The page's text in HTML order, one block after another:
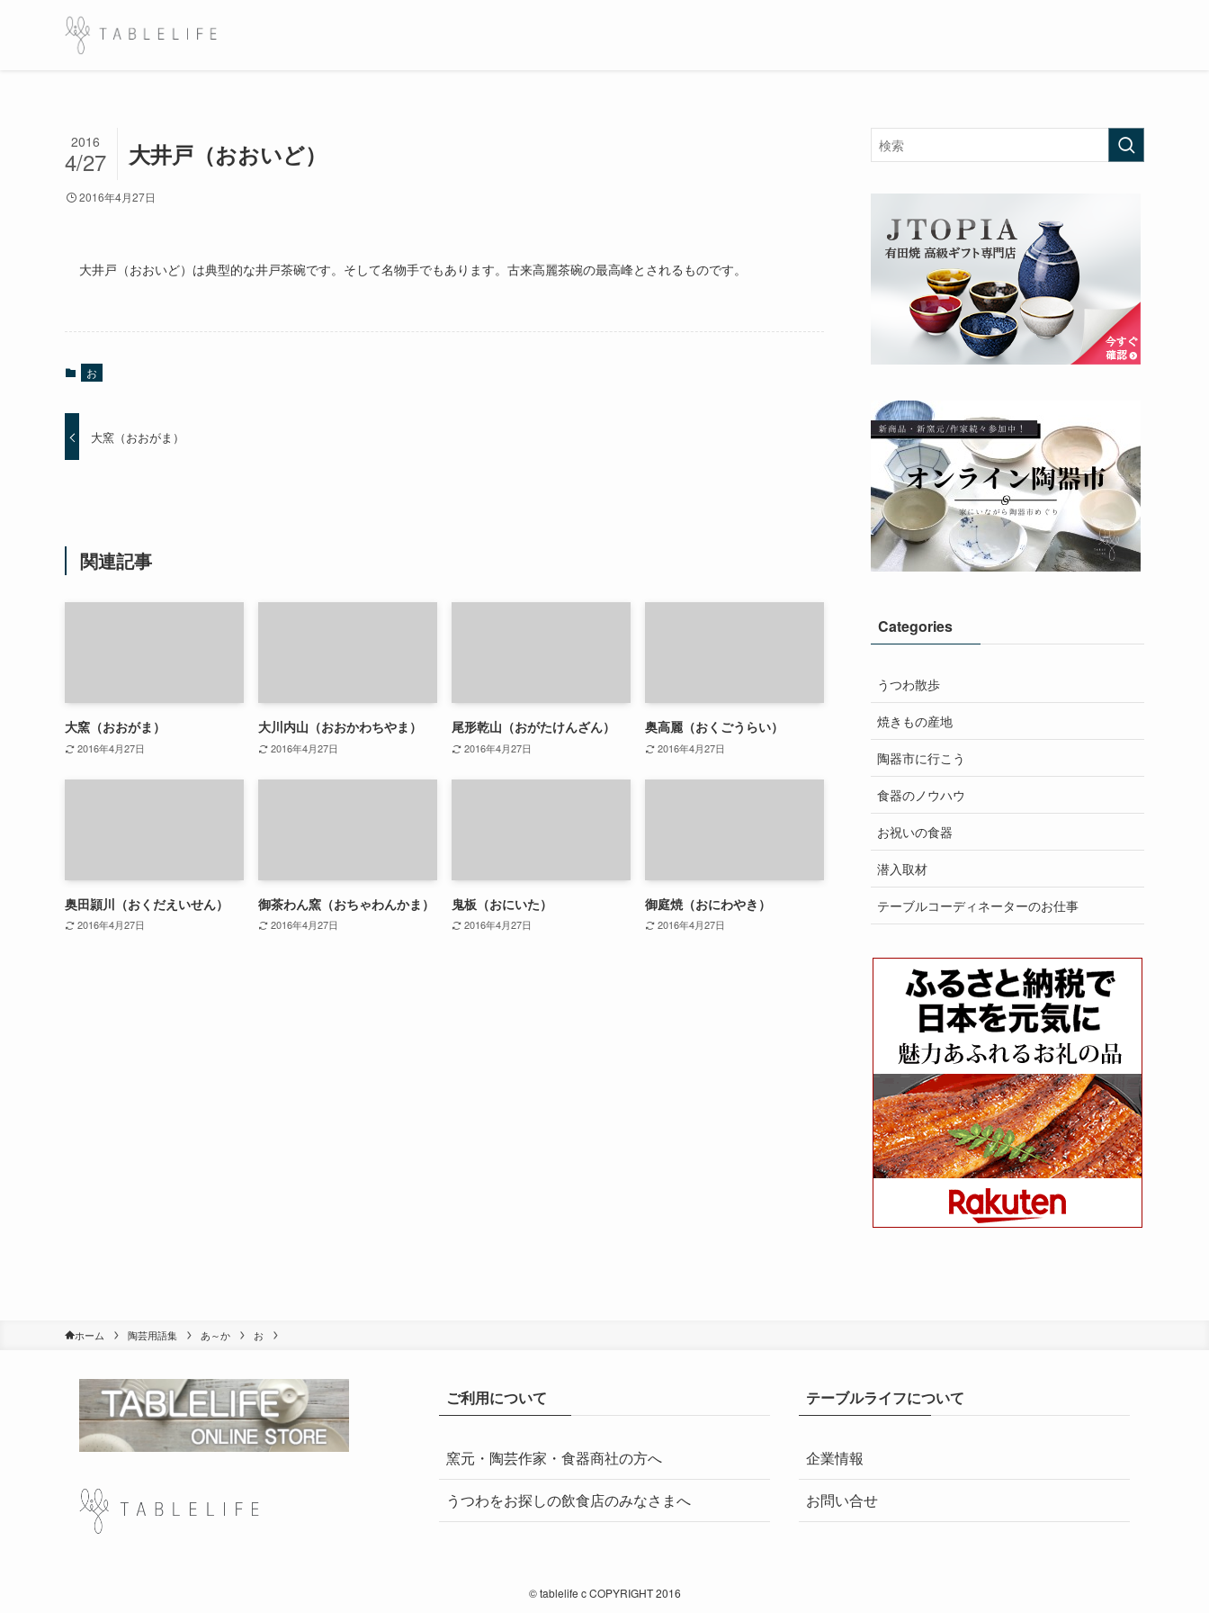
大井戸（おおいど）
2016
4/27
2016年4月27日
大井戸（おおいど）は典型的な井戸茶碗です。そして名物手でもあります。古来高麗茶碗の最高峰とされるものです。
お
大窯（おおがま）
関連記事
大窯（おおがま）
2016年4月27日
大川内山（おおかわちやま）
2016年4月27日
尾形乾山（おがたけんざん）
2016年4月27日
奥高麗（おくごうらい）
2016年4月27日
奥田頴川（おくだえいせん）
2016年4月27日
御茶わん窯（おちゃわんかま）
2016年4月27日
鬼板（おにいた）
2016年4月27日
御庭焼（おにわやき）
2016年4月27日
Categories
うつわ散歩
焼きもの産地
陶器市に行こう
食器のノウハウ
お祝いの食器
潜入取材
テーブルコーディネーターのお仕事
ホーム 陶芸用語集 あ～か お
ご利用について
窯元・陶芸作家・食器商社の方へ
うつわをお探しの飲食店のみなさまへ
テーブルライフについて
企業情報
お問い合せ
©tablelife c COPYRIGHT 2016